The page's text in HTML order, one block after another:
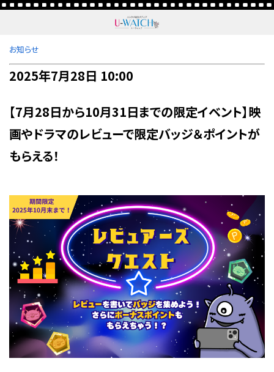
お知らせ
2025年7月28日 10:00
【7月28日から10月31日までの限定イベント】映
画やドラマのレビューで限定バッジ＆ポイントが
もらえる！